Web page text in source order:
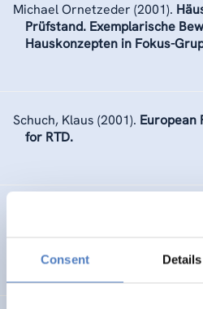
Consent Details
Michael Ornetzeder (2001).
Prüfstand. Exemplarische
Hauskonzepten in Fokus-
Schuch, Klaus (2001). European
for RTD.
Einstellungen von